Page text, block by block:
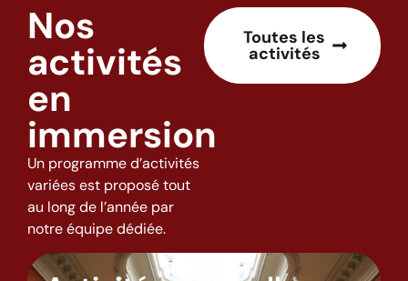
Nos
activités
en
immersion
Un programme d’activités
variées est proposé tout
au long de l’année par
notre équipe dédiée.
Toutes les
activités